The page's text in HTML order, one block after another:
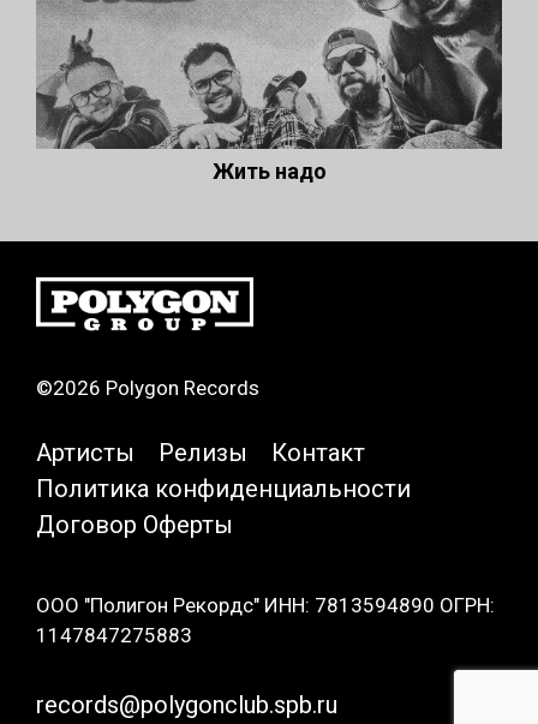
Жить надо
©2026 Polygon Records
Артисты Релизы
Контакт
Политика конфиденциальности
Договор Оферты
ООО "Полигон Рекордс" ИНН: 7813594890 ОГРН:
1147847275883
records@polygonclub.spb.ru